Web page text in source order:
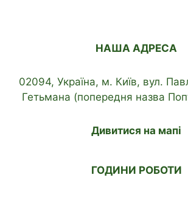
НАША АДРЕСА
02094, Україна, м. Київ, вул.
Гетьмана (попередня назва
Дивитися на мапі
ГОДИНИ РОБОТИ